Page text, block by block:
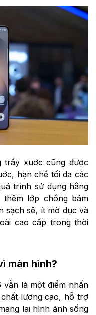
trầy xước cũng được
hạn chế tối đa các
trình sử dụng hằng
lớp chống bám
sạch sẽ, ít mờ đục và
cao cấp trong thời
màn hình?
vẫn là một điểm nhấn
lượng cao, hỗ trợ
lại hình ảnh sống